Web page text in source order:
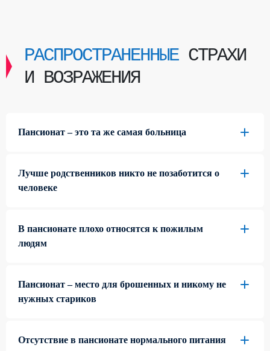
РАСПРОСТРАНЕННЫЕСТРАХИ
И ВОЗРАЖЕНИЯ
Пансионат – это та же самая больница
Лучше родственников никто не позаботится о
человеке
В пансионате плохо относятся к пожилым
людям
Пансионат – место для брошенных и никому не
нужных стариков
Отсутствие в пансионате нормального питания